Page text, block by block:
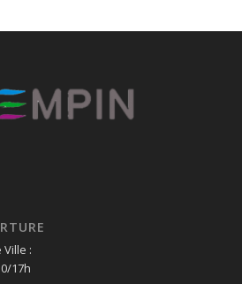
:
17h